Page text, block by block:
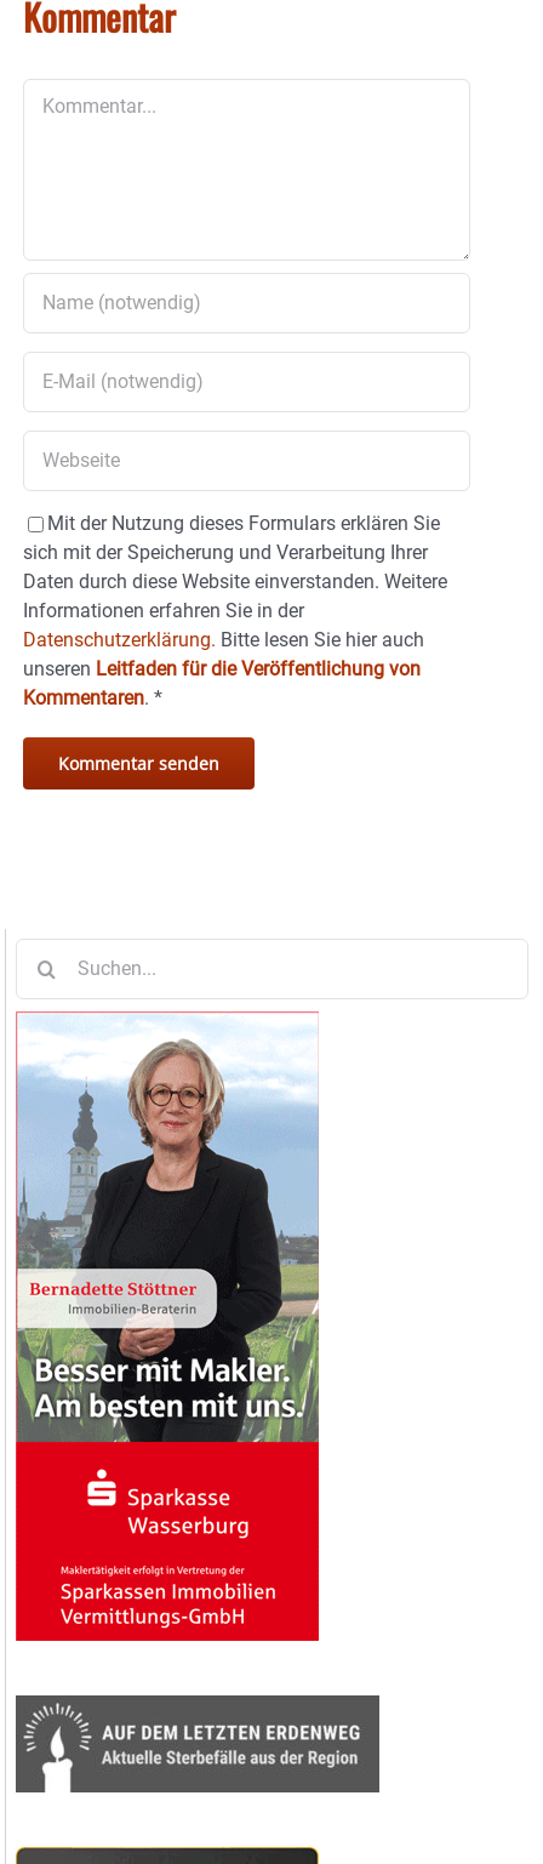
Kommentar
Mit der Nutzung dieses Formulars erklären Sie
sich mit der Speicherung und Verarbeitung Ihrer
Daten durch diese Website einverstanden. Weitere
Informationen erfahren Sie in der
Datenschutzerklärung. Bitte lesen Sie hier auch
unseren Leitfaden für die Veröffentlichung von
Kommentaren. *
nach: